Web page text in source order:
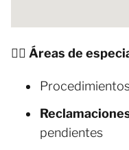
🧑‍⚖️ Áreas de
pendientes